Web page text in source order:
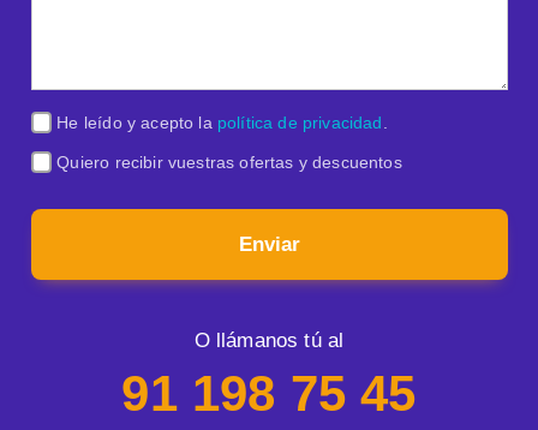
He leído y acepto la política de privacidad
Quiero recibir vuestras ofertas y descuentos
Enviar
O llámanos tú al
91 198 75 45